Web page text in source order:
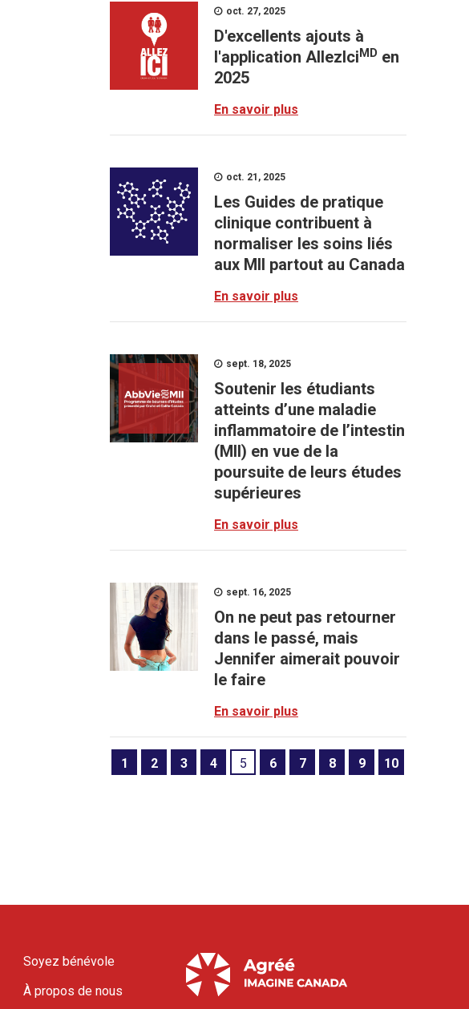
oct. 27, 2025
D'excellents ajouts à
l'application AllezIciMD en
2025
En savoir plus
oct. 21, 2025
Les Guides de pratique
clinique contribuent à
normaliser les soins liés
aux MII partout au Canada
En savoir plus
sept. 18, 2025
Soutenir les étudiants
atteints d’une maladie
inflammatoire de l’intestin
(MII) en vue de la
poursuite de leurs études
supérieures
En savoir plus
sept. 16, 2025
On ne peut pas retourner
dans le passé, mais
Jennifer aimerait pouvoir
le faire
En savoir plus
1 2 3 4 5 6 7 8 9 10
Soyez bénévole
À propos de nous